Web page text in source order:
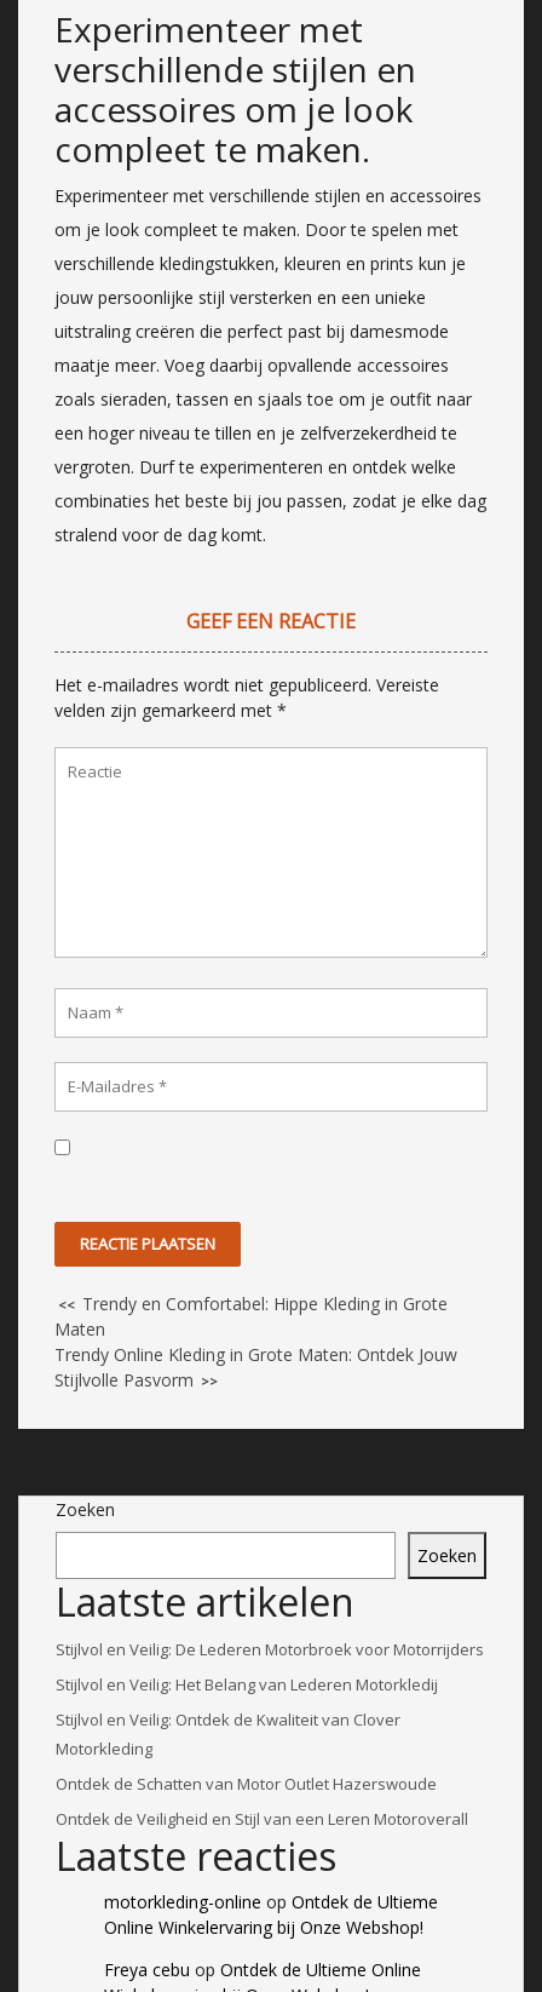
Experimenteer met
verschillende stijlen en
accessoires om je look
compleet te maken.
Experimenteer met verschillende stijlen en accessoires
om je look compleet te maken. Door te spelen met
verschillende kledingstukken, kleuren en prints kun je
jouw persoonlijke stijl versterken en een unieke
uitstraling creëren die perfect past bij damesmode
maatje meer. Voeg daarbij opvallende accessoires
zoals sieraden, tassen en sjaals toe om je outfit naar
een hoger niveau te tillen en je zelfverzekerdheid te
vergroten. Durf te experimenteren en ontdek welke
combinaties het beste bij jou passen, zodat je elke dag
stralend voor de dag komt.
GEEF EEN REACTIE
Het e-mailadres wordt niet gepubliceerd. Vereiste
velden zijn gemarkeerd met *
<< Trendy en Comfortabel: Hippe Kleding in Grote
Maten
Trendy Online Kleding in Grote Maten: Ontdek Jouw
Stijlvolle Pasvorm >>
Zoeken
Zoeken
Laatste artikelen
Stijlvol en Veilig: De Lederen Motorbroek voor Motorrijders
Stijlvol en Veilig: Het Belang van Lederen Motorkledij
Stijlvol en Veilig: Ontdek de Kwaliteit van Clover
Motorkleding
Ontdek de Schatten van Motor Outlet Hazerswoude
Ontdek de Veiligheid en Stijl van een Leren Motoroverall
Laatste reacties
motorkleding-online op Ontdek de Ultieme
Online Winkelervaring bij Onze Webshop!
Freya cebu op Ontdek de Ultieme Online